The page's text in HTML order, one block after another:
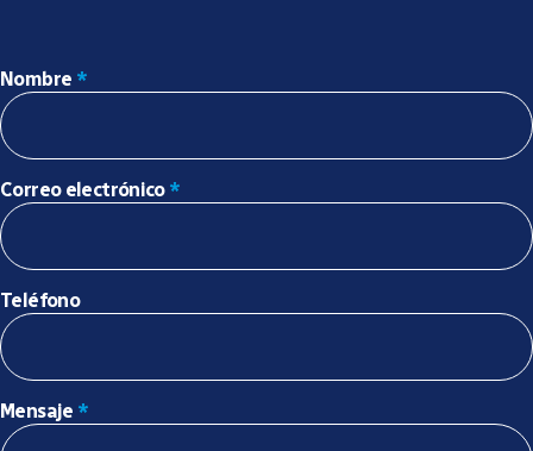
Nombre *
Correo electrónico *
Teléfono
Mensaje *